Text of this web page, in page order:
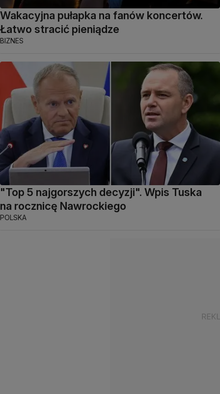
Wakacyjna pułapka na fanów koncertów.
Łatwo stracić pieniądze
BIZNES
"Top 5 najgorszych decyzji". Wpis Tuska
na rocznicę Nawrockiego
POLSKA